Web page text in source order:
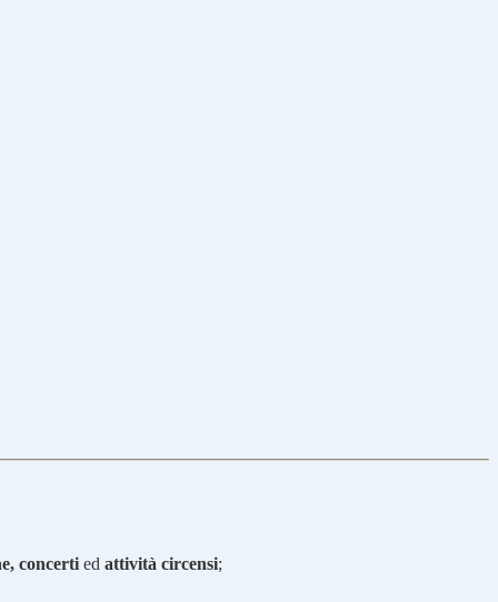
concerti ed attività circensi;